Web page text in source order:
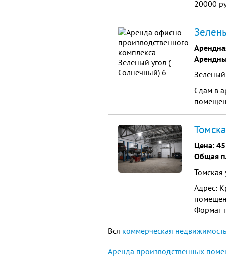
20000
Зеленый
Сдам в
Цена:
Общая
Томская
Aдреc:
Фopмат
Вся коммерческая
Аренда производственных